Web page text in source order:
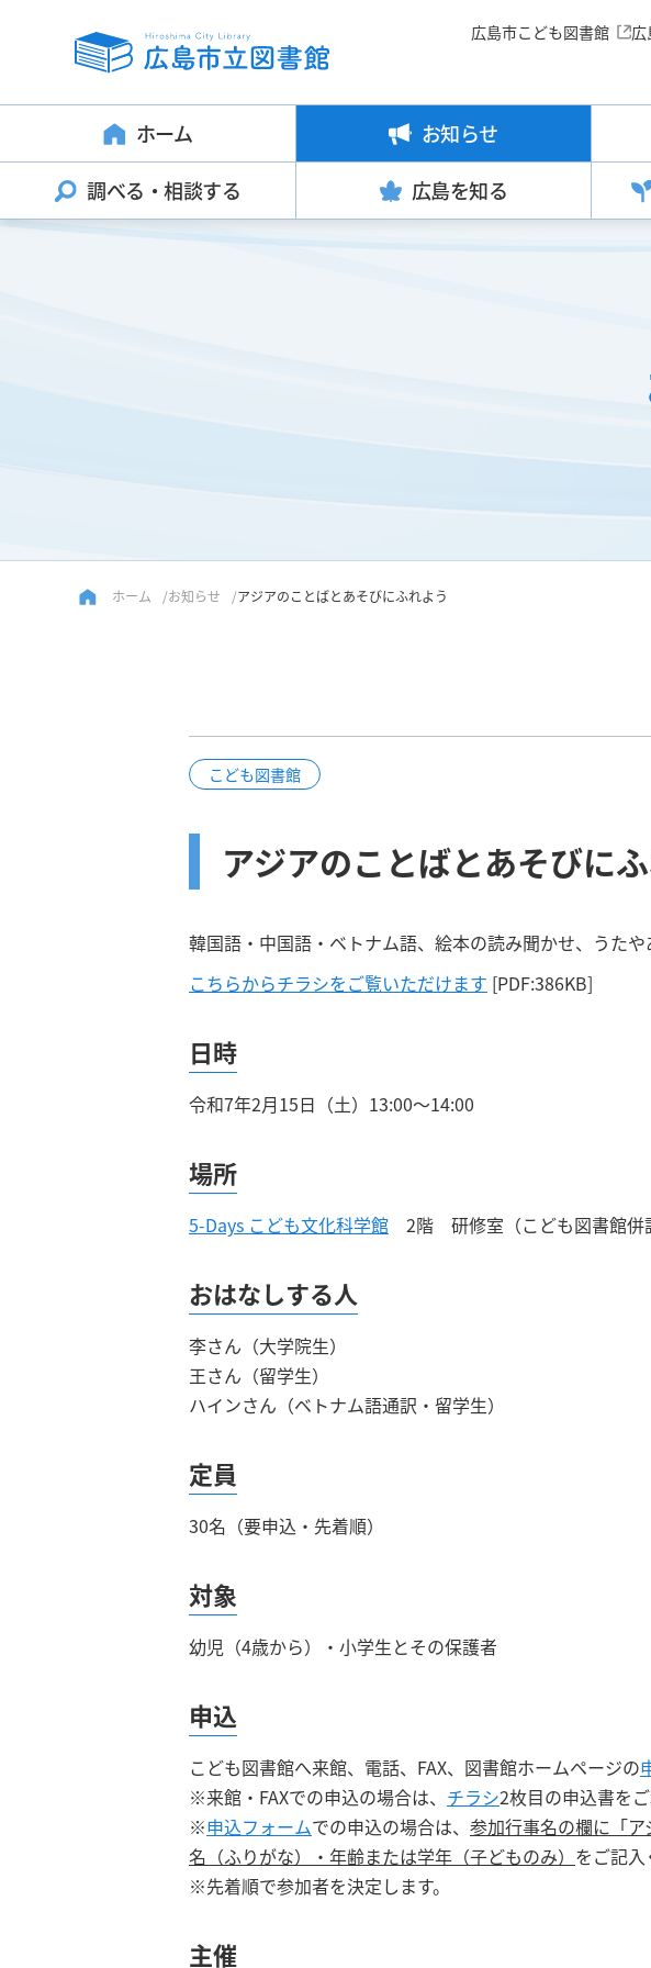
広島市こども図書館 広
ホーム お知らせ
調べる・相談する 広島を知る
ホーム お知らせ アジアのことばとあそびにふれよう
こども図書館
アジアのことばとあそびに
韓国語・中国語・ベトナム語、絵本の読み聞かせ、うたや
こちらからチラシをご覧いただけます [PDF:386KB]
日時
令和7年2月15日（土）13:00～14:00
場所
5-Days こども文化科学館 2階 研修室（こども図書館併
おはなしする人
李さん（大学院生）
王さん（留学生）
ハインさん（ベトナム語通訳・留学生）
定員
30名（要申込・先着順）
対象
幼児（4歳から）・小学生とその保護者
申込
こども図書館へ来館、電話、FAX、図書館ホームページの
※来館・FAXでの申込の場合は、 チラシ2枚目の申込書をご
※申込フォームでの申込の場合は、 参加行事名の欄に「ア
名（ふりがな）・年齢または学年（子どものみ） をご記入
※先着順で参加者を決定します。
主催